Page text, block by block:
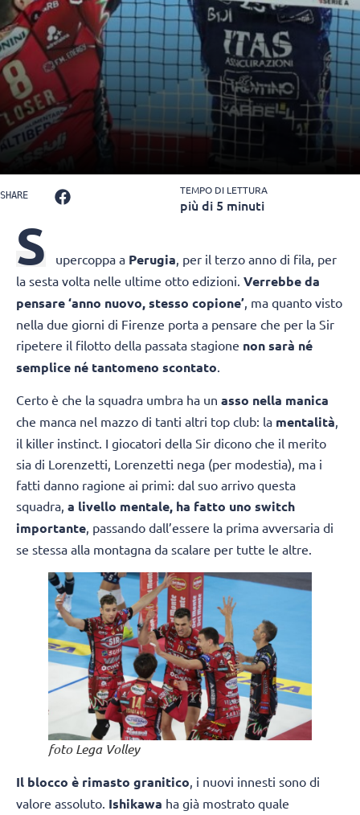
SHARE TEMPO DI LETTURA
più di 5 minuti
S upercoppa a Perugia, per il terzo anno di fila, per
la sesta volta nelle ultime otto edizioni. Verrebbe da
pensare ‘anno nuovo, stesso copione’, ma quanto visto
nella due giorni di Firenze porta a pensare che per la Sir
ripetere il filotto della passata stagione non sarà né
semplice né tantomeno scontato.
Certo è che la squadra umbra ha un asso nella manica
che manca nel mazzo di tanti altri top club: la mentalità,
il killer instinct. I giocatori della Sir dicono che il merito
sia di Lorenzetti, Lorenzetti nega (per modestia), ma i
fatti danno ragione ai primi: dal suo arrivo questa
squadra, a livello mentale, ha fatto uno switch
importante, passando dall’essere la prima avversaria di
se stessa alla montagna da scalare per tutte le altre.
foto Lega Volley
Il blocco è rimasto granitico , i nuovi innesti sono di
valore assoluto. Ishikawa ha già mostrato quale